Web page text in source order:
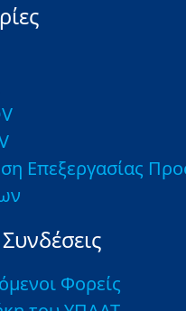
Επεξεργασίας
Φορείς